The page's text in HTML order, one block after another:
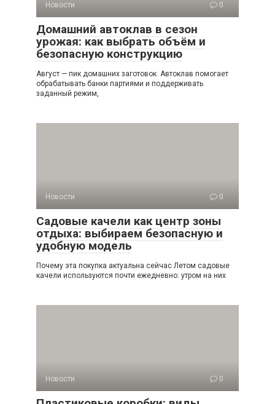
Новости 0
Домашний автоклав в сезон
урожая: как выбрать объём и
безопасную конструкцию
Август — пик домашних заготовок. Автоклав помогает
обрабатывать банки партиями и поддерживать
заданный режим,
Новости 0
Садовые качели как центр зоны
отдыха: выбираем безопасную и
удобную модель
Почему эта покупка актуальна сейчас Летом садовые
качели используются почти ежедневно: утром на них
Новости 0